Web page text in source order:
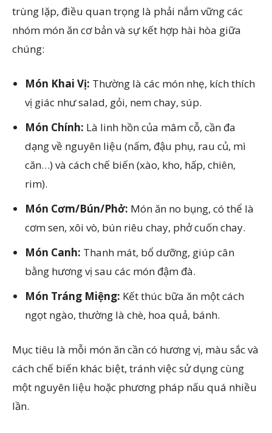
trùng lặp, điều quan trọng là phải nắm vững các
nhóm món ăn cơ bản và sự kết hợp hài hòa giữa
chúng:
Món Khai Vị: Thường là các món nhẹ, kích thích
vị giác như salad, gỏi, nem chay, súp.
Món Chính: Là linh hồn của mâm cỗ, cần đa
dạng về nguyên liệu (nấm, đậu phụ, rau củ, mì
căn…) và cách chế biến (xào, kho, hấp, chiên,
rim).
Món Cơm/Bún/Phở: Món ăn no bụng, có thể là
cơm sen, xôi vò, bún riêu chay, phở cuốn chay.
Món Canh: Thanh mát, bổ dưỡng, giúp cân
bằng hương vị sau các món đậm đà.
Món Tráng Miệng: Kết thúc bữa ăn một cách
ngọt ngào, thường là chè, hoa quả, bánh.
Mục tiêu là mỗi món ăn cần có hương vị, màu sắc và
cách chế biến khác biệt, tránh việc sử dụng cùng
một nguyên liệu hoặc phương pháp nấu quá nhiều
lần.